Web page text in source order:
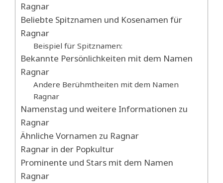
Ragnar
Beliebte Spitznamen und Kosenamen für
Ragnar
Beispiel für Spitznamen:
Bekannte Persönlichkeiten mit dem Namen
Ragnar
Andere Berühmtheiten mit dem Namen
Ragnar
Namenstag und weitere Informationen zu
Ragnar
Ähnliche Vornamen zu Ragnar
Ragnar in der Popkultur
Prominente und Stars mit dem Namen
Ragnar